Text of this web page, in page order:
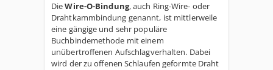
DieWire-O-Bindung, auch Ring-Wire- oder
Drahtkammbindung genannt, ist mittlerweile
eine gängige und sehr populäre
Buchbindemethode mit einem
unübertroffenen Aufschlagverhalten. Dabei
wird der zu offenen Schlaufen geformte Draht